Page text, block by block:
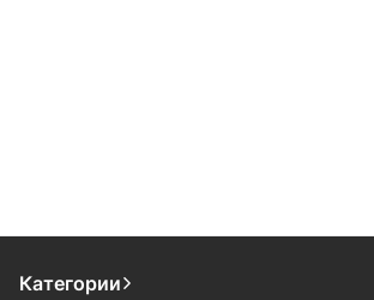
Категории